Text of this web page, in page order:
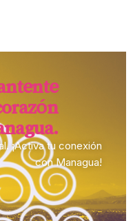
¡Activa tu conexión
con Managua!